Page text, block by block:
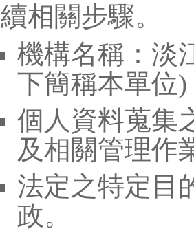
續相關步驟。
機構名稱：淡
下簡稱本單位)
個人資料蒐集
及相關管理作
法定之特定目
政。